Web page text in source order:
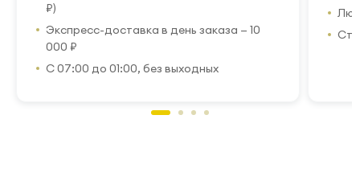
₽)
Экспресс-доставка в день заказа — 10
000 ₽
С 07:00 до 01:00, без выходных